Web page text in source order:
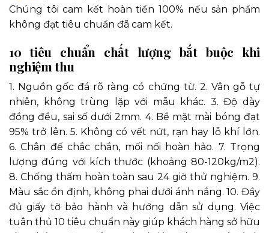
Chúng tôi cam kết hoàn tiền 100% nếu sản phẩm
không đạt tiêu chuẩn đã cam kết.
10 tiêu chuẩn chất lượng bắt buộc khi
nghiệm thu
1. Nguồn gốc đá rõ ràng có chứng từ. 2. Vân gỗ tự
nhiên, không trùng lặp với mẫu khác. 3. Độ dày
đồng đều, sai số dưới 2mm. 4. Bề mặt mài bóng đạt
95% trở lên. 5. Không có vết nứt, rạn hay lỗ khí lớn.
6. Chân đế chắc chắn, mối nối hoàn hảo. 7. Trọng
lượng đúng với kích thước (khoảng 80-120kg/m2).
8. Chống thấm hoàn toàn sau 24 giờ thử nghiệm. 9.
Màu sắc ổn định, không phai dưới ánh nắng. 10. Đầy
đủ giấy tờ bảo hành và hướng dẫn sử dụng. Việc
tuân thủ 10 tiêu chuẩn này giúp khách hàng sở hữu